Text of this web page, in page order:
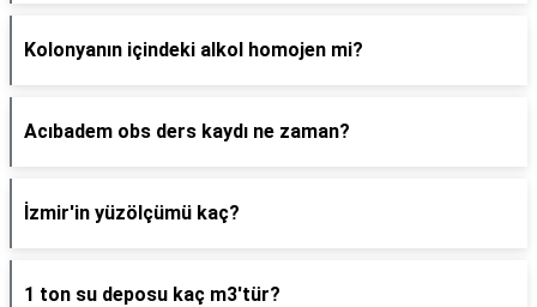
Kolonyanın içindeki alkol homojen mi?
Acıbadem obs ders kaydı ne zaman?
İzmir'in yüzölçümü kaç?
1 ton su deposu kaç m3'tür?